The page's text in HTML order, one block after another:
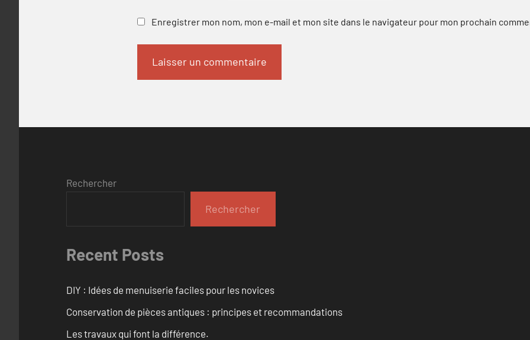
Enregistrer mon nom, mon e-mail et mon site dans le navigateur pour mon prochain
Rechercher
Rechercher
Recent Posts
DIY : Idées de menuiserie faciles pour les novices
Conservation de pièces antiques : principes et recommandations
Les travaux qui font la différence.